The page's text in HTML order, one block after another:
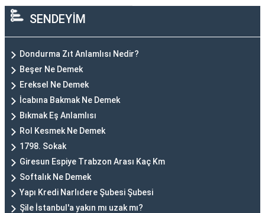
SENDEYİM
Dondurma Zıt Anlamlısı Nedir?
Beşer Ne Demek
Ereksel Ne Demek
İcabına Bakmak Ne Demek
Bıkmak Eş Anlamlısı
Rol Kesmek Ne Demek
1798. Sokak
Giresun Espiye Trabzon Arası Kaç Km
Softalık Ne Demek
Yapı Kredi Narlıdere Şubesi Şubesi
Şile İstanbul'a yakın mı uzak mı?